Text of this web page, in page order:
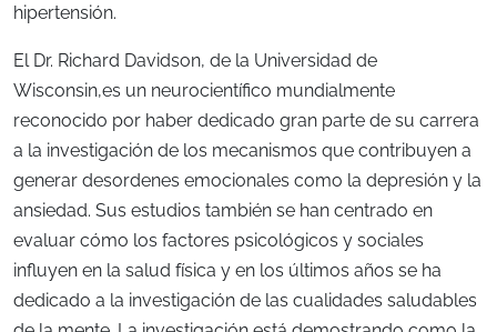
hipertensión.
El Dr. Richard Davidson, de la Universidad de
Wisconsin,es un neurocientífico mundialmente
reconocido por haber dedicado gran parte de su carrera
a la investigación de los mecanismos que contribuyen a
generar desordenes emocionales como la depresión y la
ansiedad. Sus estudios también se han centrado en
evaluar cómo los factores psicológicos y sociales
influyen en la salud física y en los últimos años se ha
dedicado a la investigación de las cualidades saludables